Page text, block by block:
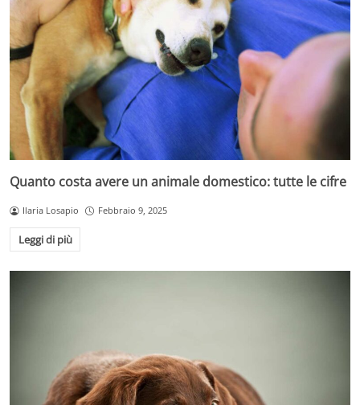
Quanto costa avere un animale domestico: tutte le cifre
Ilaria Losapio Febbraio 9, 2025
Leggi di più